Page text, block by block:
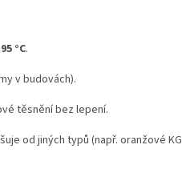
95 °C.
v budovách).
těsnění bez lepení.
od jiných typů (např. oranžové KG